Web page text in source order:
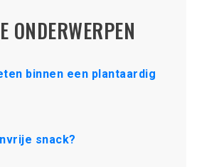
ONDERWERPEN
binnen een plantaardig
snack?